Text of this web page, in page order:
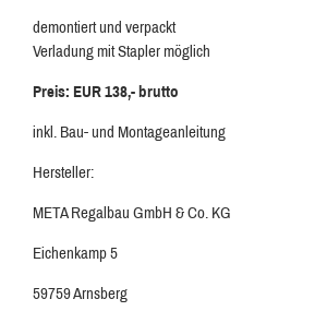
demontiert und verpackt
Verladung mit Stapler möglich
Preis: EUR 138,- brutto
inkl. Bau- und Montageanleitung
Hersteller:
META Regalbau GmbH & Co. KG
Eichenkamp 5
59759 Arnsberg